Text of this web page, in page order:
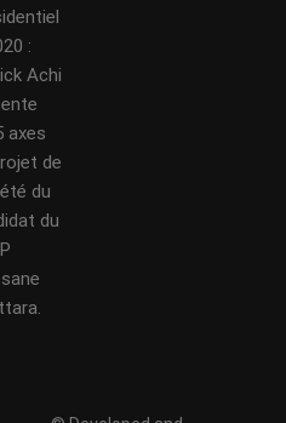
:
Achi
axes
de
du
du